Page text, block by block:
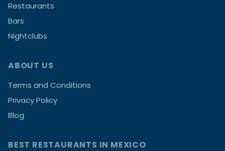
Restaurants
Bars
Nightclubs
ABOUT US
Terms and Conditions
Privacy Policy
Blog
BEST RESTAURANTS IN MEXICO